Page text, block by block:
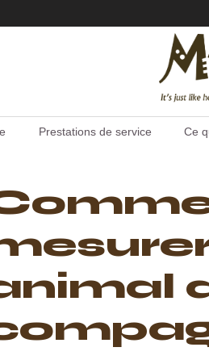
Prestations de service Ce